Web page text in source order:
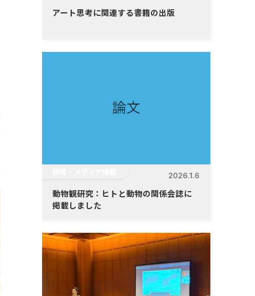
アート思考に関連する書籍の出版
2026.1.6
動物観研究：ヒトと動物の関係会誌に
掲載しました